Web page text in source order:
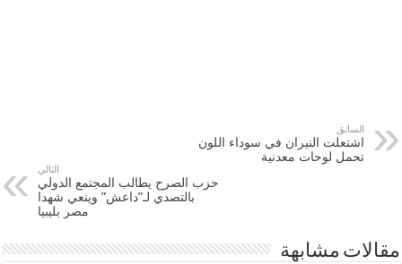
السابق
اشتعلت النيران في سوداء اللون
تحمل لوحات معدنية
التالي
حزب الصرح يطالب المجتمع الدولي
بالتصدي لـ”داعش” وينعي شهدا
مصر بليبيا
مقالات مشابهة